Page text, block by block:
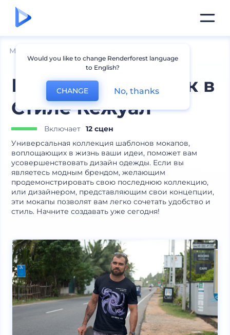
Мокапы
Мокапы Футболок в
Стиле Кежуал
Включает 12 сцен
Универсальная коллекция шаблонов мокапов,
воплощающих в жизнь ваши идеи, поможет вам
усовершенствовать дизайн одежды. Если вы
являетесь модным брендом, желающим
продемонстрировать свою последнюю коллекцию,
или дизайнером, представляющим свои концепции,
эти мокапы позволят вам легко сочетать удобство и
стиль. Начните создавать уже сегодня!
Would you like to change Renderforest language
to English?
CHANGE No, thanks